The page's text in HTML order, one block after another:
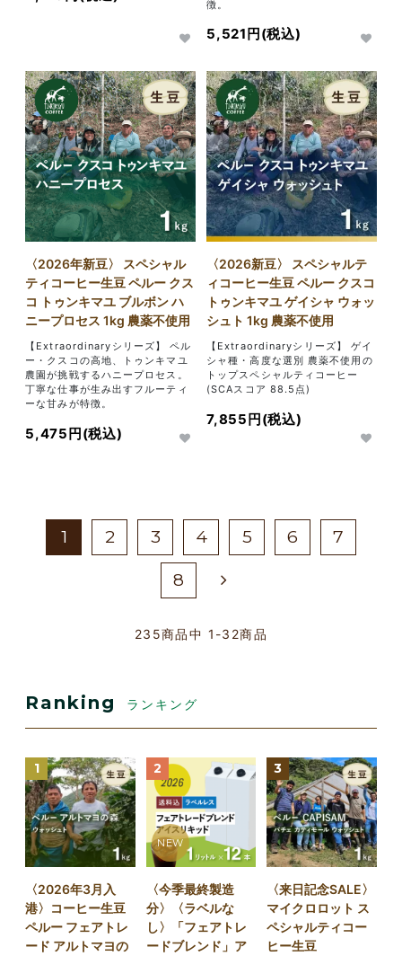
徴。
5,521円(税込)
〈2026年新豆〉 スペシャル
ティコーヒー生豆 ペルー クス
コ トゥンキマユ ブルボン ハ
ニープロセス 1kg 農薬不使用
【Extraordinaryシリーズ】 ペル
ー・クスコの高地、トゥンキマユ
農園が挑戦するハニープロセス。
丁寧な仕事が生み出すフルーティ
ーな甘みが特徴。
5,475円(税込)
〈2026新豆〉 スペシャルテ
ィコーヒー生豆 ペルー クスコ
トゥンキマユ ゲイシャ ウォッ
シュト 1kg 農薬不使用
【Extraordinaryシリーズ】 ゲイ
シャ種・高度な選別 農薬不使用の
トップスペシャルティコーヒー
(SCAスコア 88.5点)
7,855円(税込)
1 2 3 4 5 6 7
8
235商品中 1-32商品
Ranking ランキング
1
〈2026年3月入
港〉コーヒー生豆
ペルー フェアトレ
ード アルトマヨの
2
NEW
〈今季最終製造
分〉〈ラベルな
し〉「フェアトレ
ードブレンド」ア
3
〈来日記念SALE〉
マイクロロット ス
ペシャルティコー
ヒー生豆